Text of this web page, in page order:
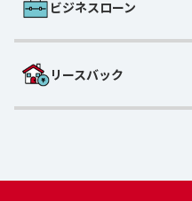
ビジネスローン
リースバック